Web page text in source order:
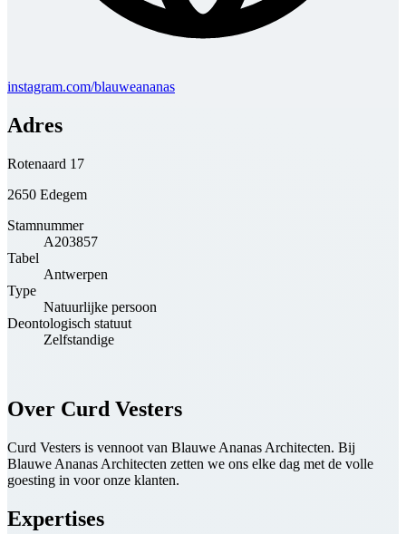
instagram.com/blauweananas
Adres
Rotenaard 17
2650 Edegem
Stamnummer
A203857
Tabel
Antwerpen
Type
Natuurlijke persoon
Deontologisch statuut
Zelfstandige
Over Curd Vesters
Curd Vesters is vennoot van Blauwe Ananas Architecten. Bij
Blauwe Ananas Architecten zetten we ons elke dag met de volle
goesting in voor onze klanten.
Expertises